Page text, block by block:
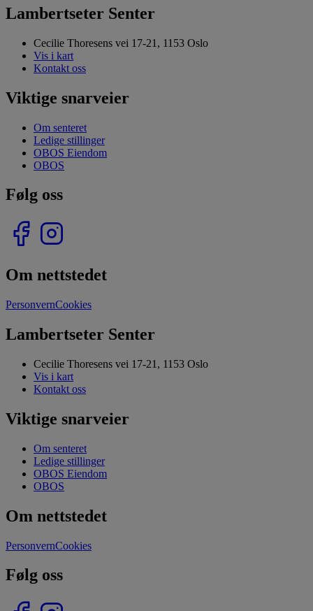
Lambertseter Senter
Cecilie Thoresens vei 17-21, 1153 Oslo
Vis i kart
Kontakt oss
Viktige snarveier
Om senteret
Ledige stillinger
OBOS Eiendom
OBOS
Følg oss
Om nettstedet
PersonvernCookies
Lambertseter Senter
Cecilie Thoresens vei 17-21, 1153 Oslo
Vis i kart
Kontakt oss
Viktige snarveier
Om senteret
Ledige stillinger
OBOS Eiendom
OBOS
Om nettstedet
PersonvernCookies
Følg oss